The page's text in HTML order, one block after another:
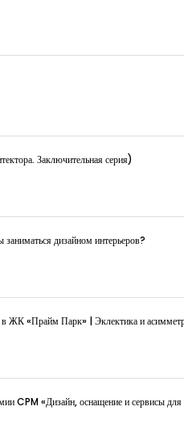
Заключительная серия)
дизайном интерьеров?
ЖК «Прайм Парк» | Эклектика и
CPM «Дизайн, оснащение и сервисы для